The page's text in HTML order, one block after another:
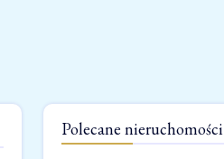
Polecane nieruchomości